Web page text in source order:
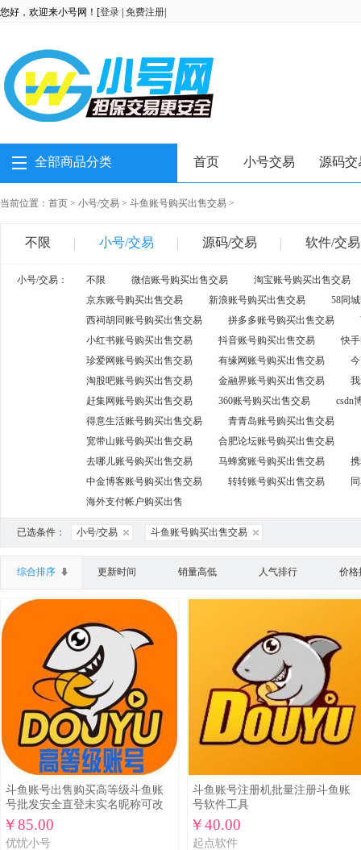
您好，欢迎来小号网！[登录 免费注册
全部商品分类 首页 小号交易 源码交
当前位置： 首页 > 小号/交易 > 斗鱼账号购买出售交易 >
不限 小号/交易 源码/交易 软件/交易
小号/交易： 不限 微信账号购买出售交易
淘宝账号购买出售交易
京东账号购买出售交易
新浪账号购买出售交易
58同
西祠胡同账号购买出售交易
拼多多账号购买出售交易
小红书账号购买出售交易
抖音账号购买出售交易
快
珍爱网账号购买出售交易
有缘网账号购买出售交易
淘股吧账号购买出售交易
金融界账号购买出售交易
赶集网账号购买出售交易
360账号购买出售交易
csdn
得意生活账号购买出售交易
青青岛账号购买出售交易
宽带山账号购买出售交易
合肥论坛账号购买出售交易
去哪儿账号购买出售交易
马蜂窝账号购买出售交易
中金博客账号购买出售交易
转转账号购买出售交易
海外支付帐户购买出售
已选条件： 小号/交易 斗鱼账号购买出售交易
综合排序 更新时间 销量高低 人气排行 价格
斗鱼账号出售购买高等级斗鱼账
号批发安全直登未实名昵称可改
功能
￥85.00
优忧小号
斗鱼账号注册机批量注册斗鱼账
号软件工具
￥40.00
起点软件